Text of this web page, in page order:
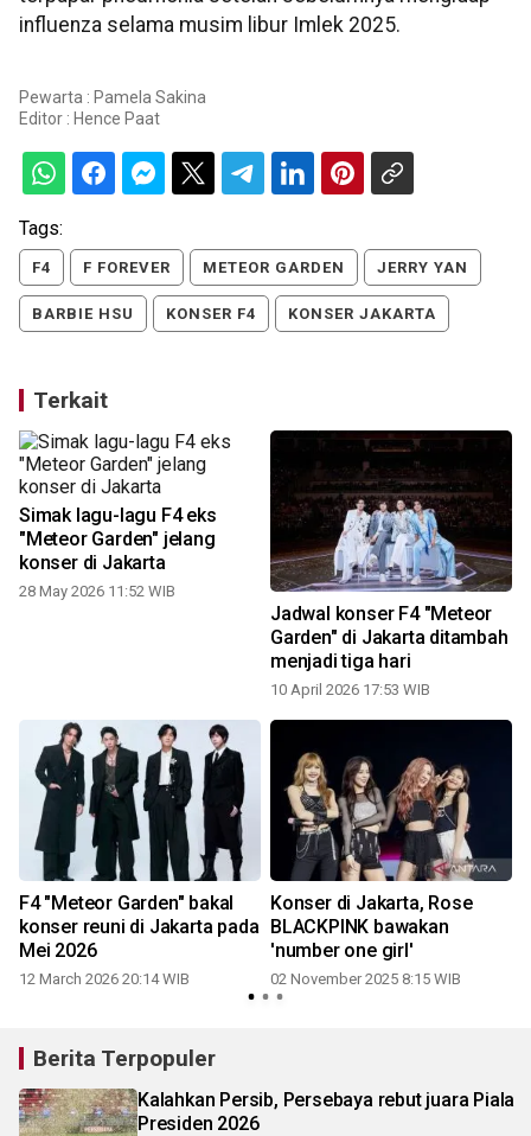
influenza selama musim libur Imlek 2025.
Pewarta : Pamela Sakina
Editor : Hence Paat
Tags:
F4 F FOREVER METEOR GARDEN JERRY YAN
BARBIE HSU KONSER F4 KONSER JAKARTA
Terkait
Simak lagu-lagu F4 eks
"Meteor Garden" jelang
konser di Jakarta
28 May 2026 11:52 WIB
Jadwal konser F4 "Meteor
Garden" di Jakarta ditambah
menjadi tiga hari
10 April 2026 17:53 WIB
F4 "Meteor Garden" bakal
konser reuni di Jakarta pada
Mei 2026
12 March 2026 20:14 WIB
Konser di Jakarta, Rose
BLACKPINK bawakan
'number one girl'
02 November 2025 8:15 WIB
Berita Terpopuler
Kalahkan Persib, Persebaya rebut juara Piala
Presiden 2026